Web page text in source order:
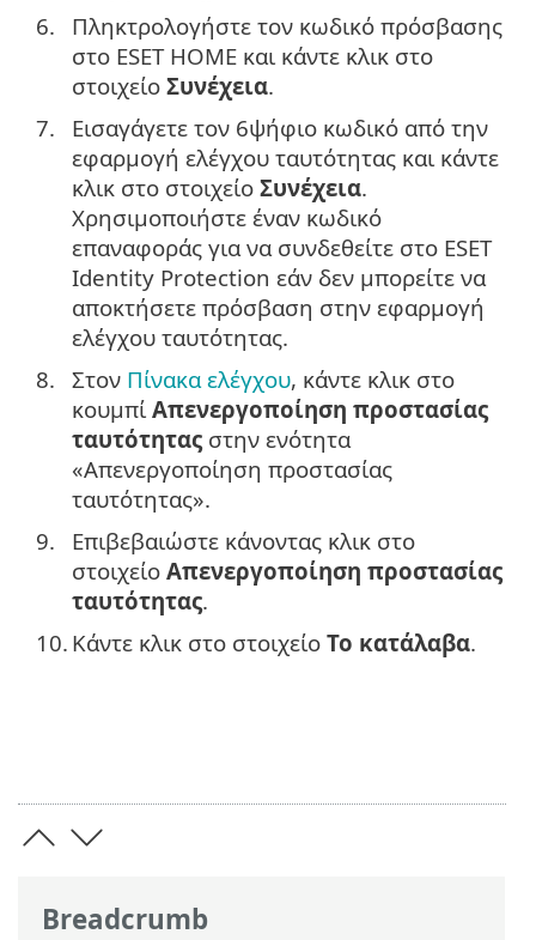
Breadcrumb
6.
Πληκτρολογήστε τον κωδικό πρόσβασης
στο ESET HOME και κάντε κλικ στο
στοιχείο Συνέχεια.
7.
Εισαγάγετε τον 6ψήφιο κωδικό από την
εφαρμογή ελέγχου ταυτότητας και κάντε
κλικ στο στοιχείο Συνέχεια.
Χρησιμοποιήστε έναν κωδικό
επαναφοράς για να συνδεθείτε στο ESET
Identity Protection εάν δεν μπορείτε να
αποκτήσετε πρόσβαση στην εφαρμογή
ελέγχου ταυτότητας.
8. Στον Πίνακα ελέγχου, κάντε κλικ στο
κουμπί Απενεργοποίηση προστασίας
ταυτότητας στην ενότητα
«Απενεργοποίηση προστασίας
ταυτότητας».
9.
Επιβεβαιώστε κάνοντας κλικ στο
στοιχείο Απενεργοποίηση προστασίας
ταυτότητας.
10. Κάντε κλικ στο στοιχείο Το κατάλαβα.